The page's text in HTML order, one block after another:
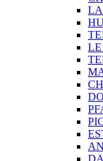
LA